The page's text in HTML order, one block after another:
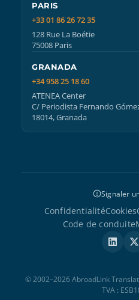
PARIS
+33 01 86 26 72 35
128 Rue La Boétie
75008 Paris
GRANADA
+34 958 25 18 60
ATENEA Center
C/ Periodista Fernando
18014, Granada
Signaler
ConfidentialitéCookies
Code de conduite
© 2002–2026 AbroadLink
TVA :